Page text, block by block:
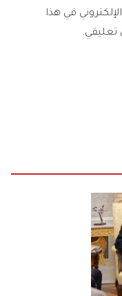
في هذا
تعليقي.